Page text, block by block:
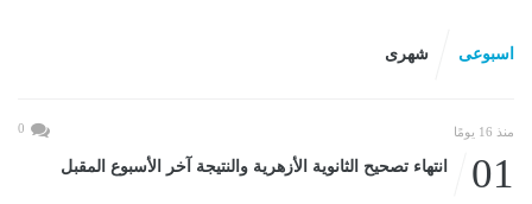
اسبوعى شهرى
منذ 16 يومًا 0
01 انتهاء تصحيح الثانوية الأزهرية والنتيجة آخر الأسبوع المقبل